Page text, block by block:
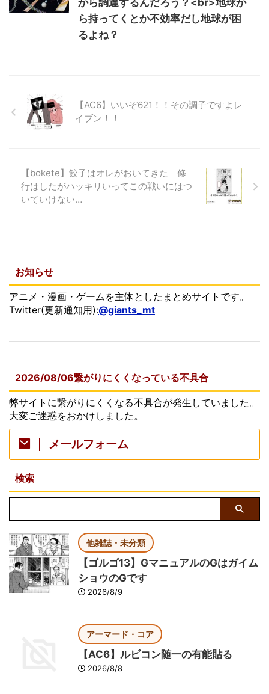
から調達するんだろう？<br>地球か
ら持ってくとか不効率だし地球が困
るよね？
【AC6】いいぞ621！！その調子ですよレ
イブン！！
【bokete】餃子はオレがおいてきた 修
行はしたがハッキリいってこの戦いにはつ
いていけない…
お知らせ
アニメ・漫画・ゲームを主体としたまとめサイトです。
Twitter(更新通知用):@giants_mt
2026/08/06繋がりにくくなっている不具合
弊サイトに繋がりにくくなる不具合が発生していました。
大変ご迷惑をおかけしました。
メールフォーム
検索
他雑誌・未分類
【ゴルゴ13】GマニュアルのGはガイム
ショウのGです
2026/8/9
アーマード・コア
【AC6】ルビコン随一の有能貼る
2026/8/8